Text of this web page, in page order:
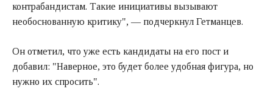
контрабандистам. Такие инициативы вызывают
необоснованную критику", — подчеркнул Гетманцев.
Он отметил, что уже есть кандидаты на его пост и
добавил: "Наверное, это будет более удобная фигура, но
нужно их спросить".